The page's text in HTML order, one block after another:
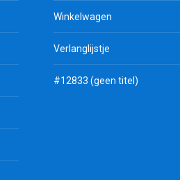
Winkelwagen
Verlanglijstje
#12833 (geen titel)